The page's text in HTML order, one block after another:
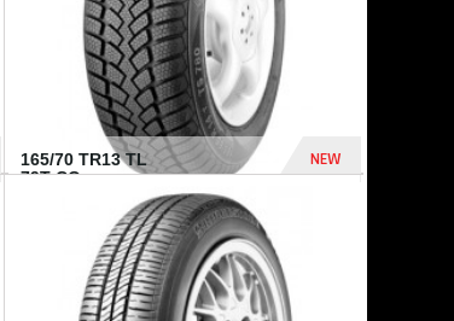
165/70 TR13 TL
79T CO...
NEW
364 Dhs